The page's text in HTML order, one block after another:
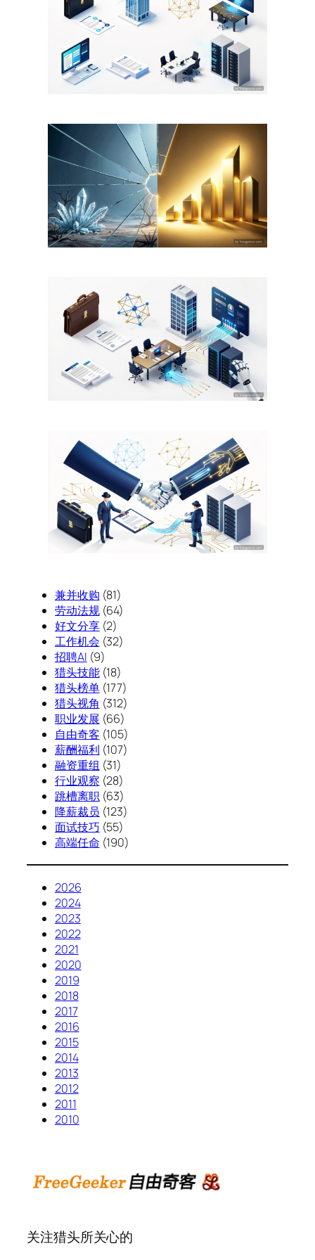
兼并收购 (81)
劳动法规(64)
好文分享(2)
工作机会 (32)
招聘AI (9)
猎头技能(18)
猎头榜单(177)
猎头视角 (312)
职业发展 (66)
自由奇客 (105)
薪酬福利 (107)
融资重组 (31)
行业观察 (28)
跳槽离职(63)
降薪裁员 (123)
面试技巧 (55)
高端任命 (190)
2026
2024
2023
2022
2021
2020
2019
2018
2017
2016
2015
2014
2013
2012
2011
2010
关注猎头所关心的